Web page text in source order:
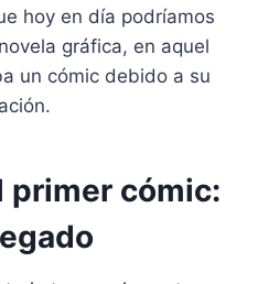
hoy en día podríamos
gráfica, en aquel
un cómic debido a su
primer cómic: